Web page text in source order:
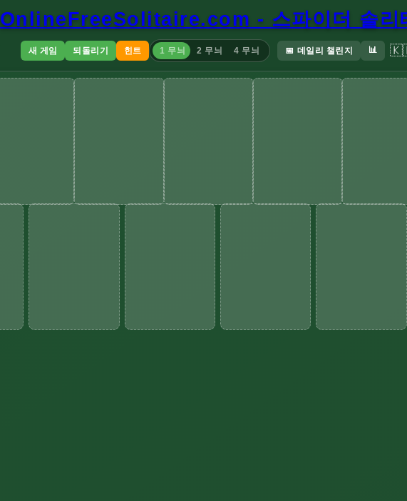
OnlineFreeSolitaire.com - 스파이더 솔리
새 게임 되돌리기 힌트 1 무늬 2 무늬 4 무늬 📅 데일리 챌린지 📊